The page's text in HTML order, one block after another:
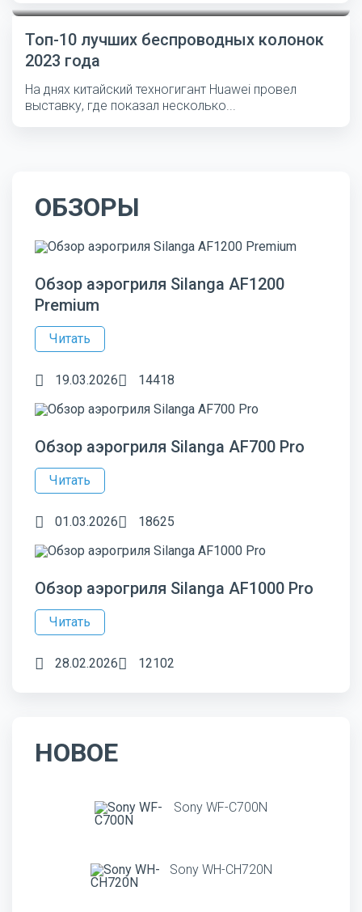
Топ-10 лучших беспроводных колонок
2023 года
На днях китайский техногигант Huawei провел
выставку, где показал несколько...
ОБЗОРЫ
Обзор аэрогриля Silanga AF1200
Premium
Читать
19.03.2026 14418
Обзор аэрогриля Silanga AF700 Pro
Читать
01.03.2026 18625
Обзор аэрогриля Silanga AF1000 Pro
Читать
28.02.2026 12102
НОВОЕ
Sony WF-C700N
Sony WH-CH720N